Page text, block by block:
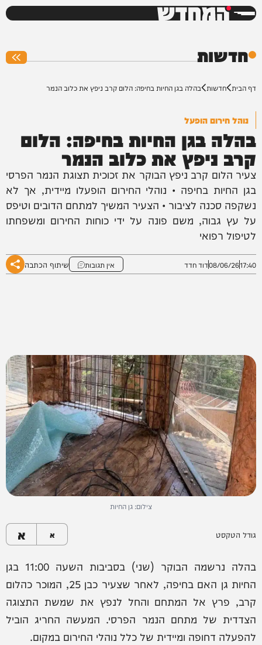
המחדש
חדשות
דף הבית חדשות בהלה בגן החיות בחיפה: הלום קרב ניפץ את כלוב הנמר
נוהל חירום הופעל
בהלה בגן החיות בחיפה: הלום
קרב ניפץ את כלוב הנמר
צעיר הלום קרב ניפץ הבוקר את זכוכית תצוגת הנמר הפרסי
בגן החיות בחיפה • נוהלי החירום הופעלו מיידית, אך לא
נשקפה סכנה לציבור • הצעיר המשיך למתחם הדובים וטיפס
על עץ גבוה, משם פונה על ידי כוחות החירום ומשפחתו
לטיפול רפואי
17:40
08/06/26דוד חדד אין תגובות שיתוף הכתבה
צילום: גן החיות
גודל הטקסט א א
בהלה נרשמה הבוקר (שני) בסביבות השעה 11:00 בגן
החיות גן האם בחיפה, לאחר שצעיר כבן 25, המוכר כהלום
קרב, פרץ אל המתחם והחל לנפץ את שמשת התצוגה
הצדדית של מתחם הנמר הפרסי. המעשה החריג הוביל
להפעלה דחופה ומיידית של כלל נוהלי החירום במקום.